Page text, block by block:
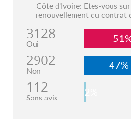
Côte d'Ivoire: Etes-vous
renouvellement du contrat
3128
Oui
2902
Non 47%
112
Sans avis 2%